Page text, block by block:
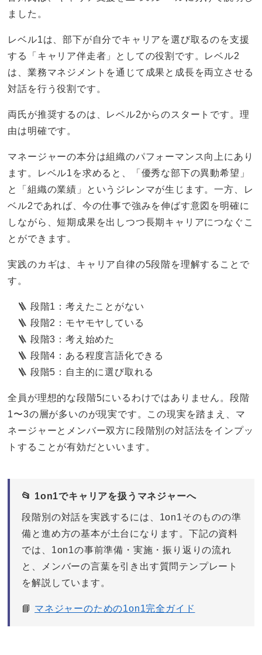
ました。
レベル1は、部下が自分でキャリアを選び取るのを支援
する「キャリア伴走者」としての役割です。レベル2
は、業務マネジメントを通じて成果と成長を両立させる
対話を行う役割です。
両氏が推奨するのは、レベル2からのスタートです。理
由は明確です。
マネージャーの本分は組織のパフォーマンス向上にあり
ます。レベル1を求めると、「優秀な部下の異動希望」
と「組織の業績」というジレンマが生じます。一方、レ
ベル2であれば、今の仕事で強みを伸ばす意図を明確に
しながら、短期成果を出しつつ長期キャリアにつなぐこ
とができます。
実践のカギは、キャリア自律の5段階を理解することで
す。
🪜 段階1：考えたことがない
🪜 段階2：モヤモヤしている
🪜 段階3：考え始めた
🪜 段階4：ある程度言語化できる
🪜 段階5：自主的に選び取れる
全員が理想的な段階5にいるわけではありません。段階
1〜3の層が多いのが現実です。この現実を踏まえ、マ
ネージャーとメンバー双方に段階別の対話法をインプッ
トすることが有効だといいます。
📂 1on1でキャリアを扱うマネジャーへ
段階別の対話を実践するには、1on1そのものの準
備と進め方の基本が土台になります。下記の資料
では、1on1の事前準備・実施・振り返りの流れ
と、メンバーの言葉を引き出す質問テンプレート
を解説しています。
📘 マネジャーのための1on1完全ガイド